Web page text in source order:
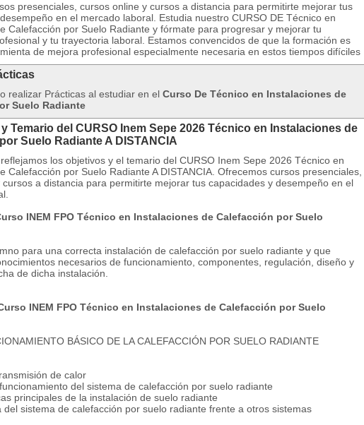
presenciales, cursos online y cursos a distancia para permitirte mejorar tus
en el mercado laboral. Estudia nuestro CURSO DE Técnico en
Calefacción por Suelo Radiante y fórmate para progresar y mejorar tu
y tu trayectoria laboral. Estamos convencidos de que la formación es
de mejora profesional especialmente necesaria en estos tiempos difíciles
realizar Prácticas al estudiar en el Curso De Técnico en Instalaciones de
Suelo Radiante
Temario del CURSO Inem Sepe 2026 Técnico en Instalaciones de
Suelo Radiante A DISTANCIA
los objetivos y el temario del CURSO Inem Sepe 2026 Técnico en
Calefacción por Suelo Radiante A DISTANCIA. Ofrecemos cursos presenciales,
a distancia para permitirte mejorar tus capacidades y desempeño en el
INEM FPO Técnico en Instalaciones de Calefacción por Suelo
para una correcta instalación de calefacción por suelo radiante y que
necesarios de funcionamiento, componentes, regulación, diseño y
de dicha instalación.
INEM FPO Técnico en Instalaciones de Calefacción por Suelo
BÁSICO DE LA CALEFACCIÓN POR SUELO RADIANTE
de calor
del sistema de calefacción por suelo radiante
principales de la instalación de suelo radiante
sistema de calefacción por suelo radiante frente a otros sistemas